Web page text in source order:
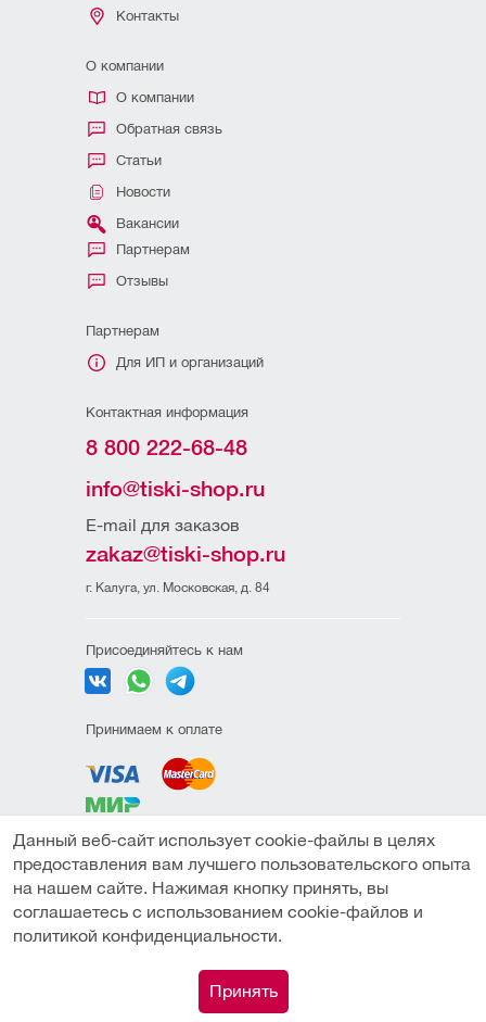
Под заказ
Контакты
О компании
О компании
Обратная связь
Статьи
Новости
Вакансии
Партнерам
Отзывы
Партнерам
Для ИП и организаций
Контактная информация
8 800 222-68-48
info@tiski-shop.ru
E-mail для заказов
zakaz@tiski-shop.ru
г. Калуга, ул. Московская, д. 84
Присоединяйтесь к нам
Принимаем к оплате
конфиденциальности
соглашение
Публичная оферта
© Компания "ТИСКИ" (ИП Амиров М.М.) 2026
Поиск
Данный веб-сайт использует cookie-файлы в целях
предоставления вам лучшего пользовательского опыта
на нашем сайте. Нажимая кнопку принять, вы
соглашаетесь с использованием cookie-файлов и
политикой конфиденциальности.
Принять